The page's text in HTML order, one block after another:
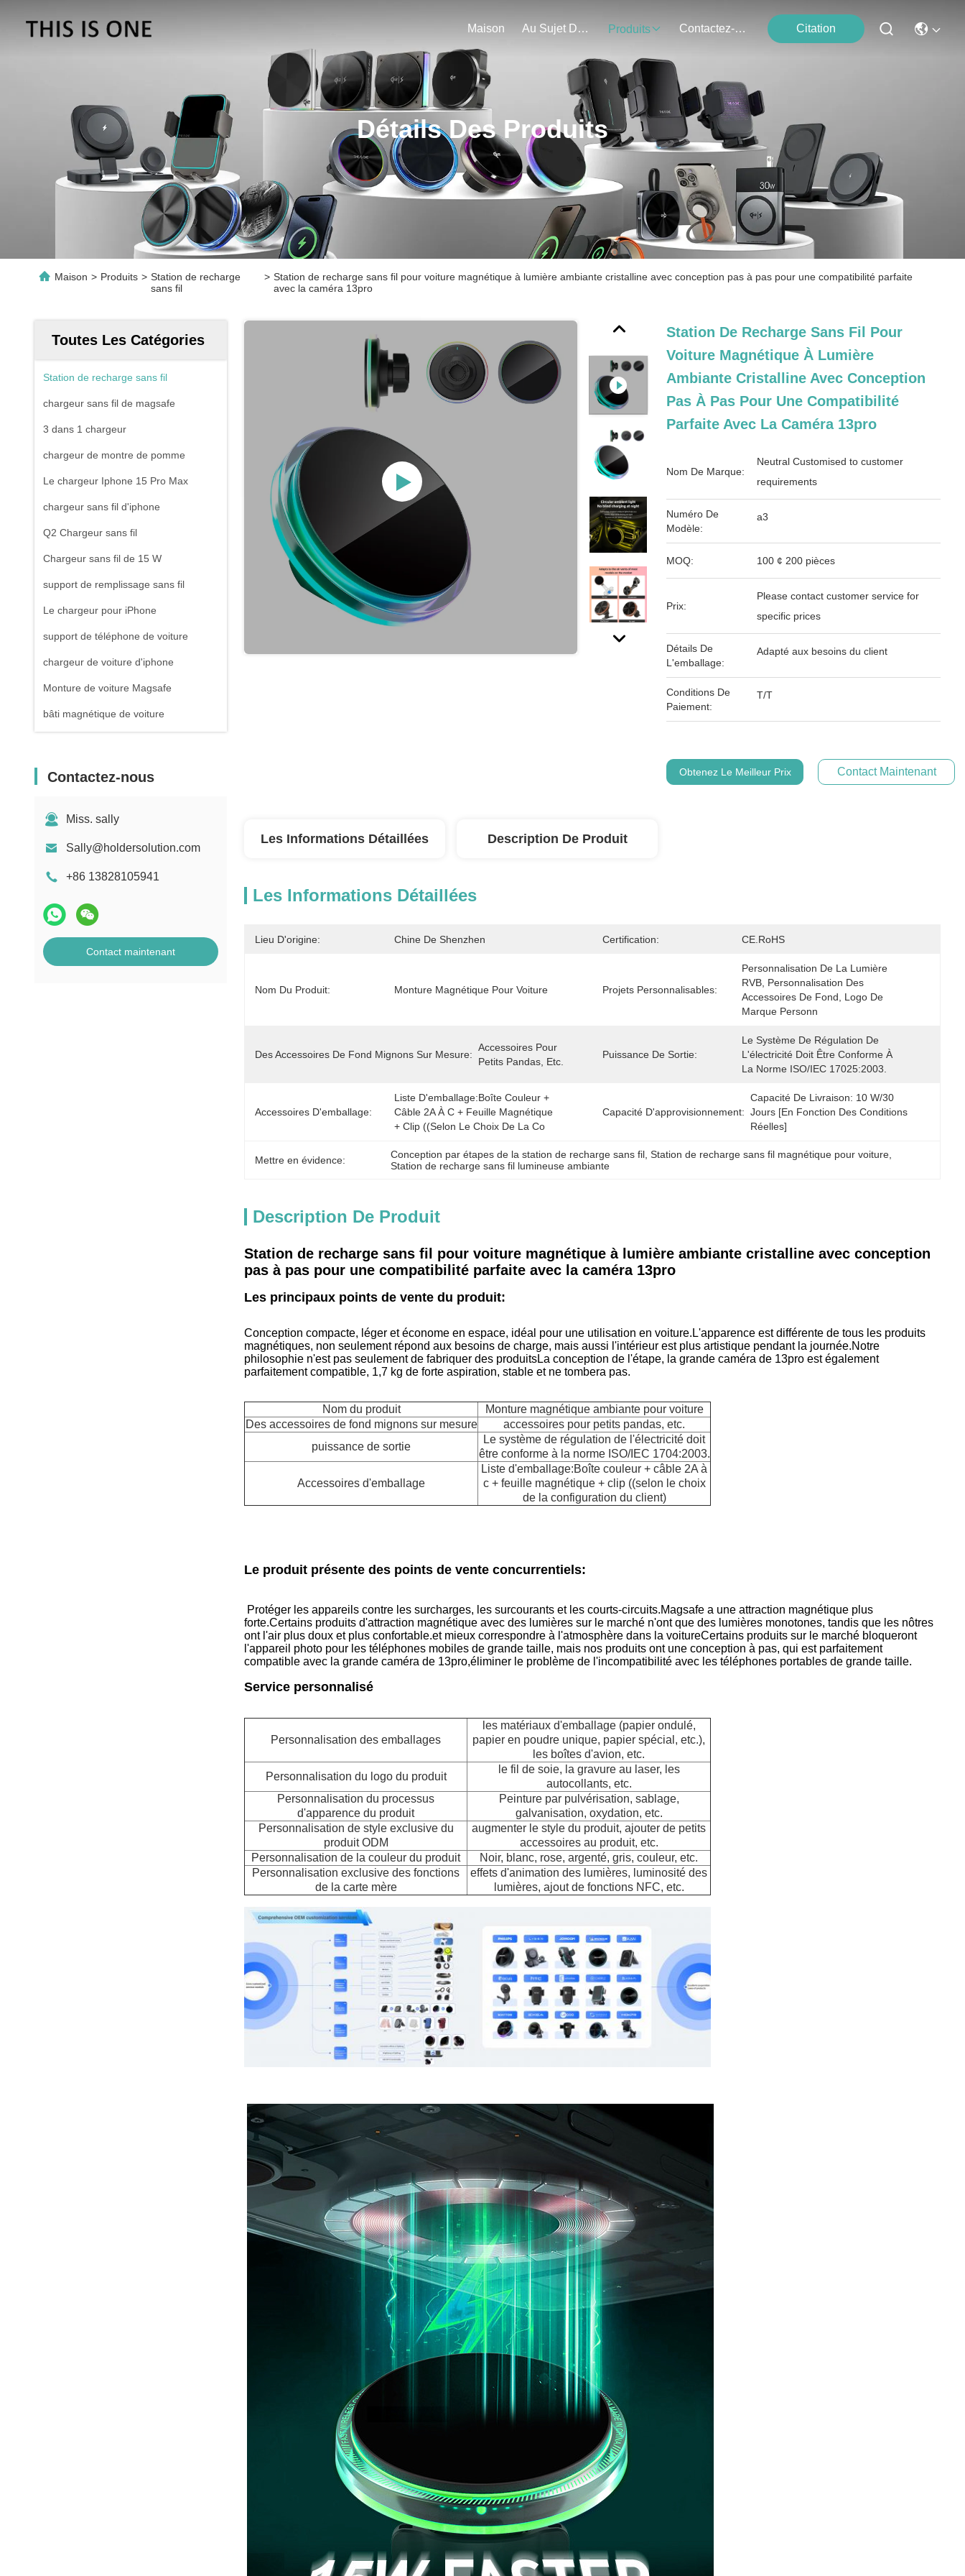
Maison Au Sujet De Nous Produits Contactez-Nous Citation
Détails Des Produits
Maison > Produits > Station de recharge
sans fil
> Station de recharge sans fil pour voiture magnétique à lumière ambiante cristalline avec conception pas à pas pour une compatibilité parfaite
avec la caméra 13pro
Toutes Les Catégories
Station de recharge sans fil
chargeur sans fil de magsafe
3 dans 1 chargeur
chargeur de montre de pomme
Le chargeur Iphone 15 Pro Max
chargeur sans fil d'iphone
Q2 Chargeur sans fil
Chargeur sans fil de 15 W
support de remplissage sans fil
Le chargeur pour iPhone
support de téléphone de voiture
chargeur de voiture d'iphone
Monture de voiture Magsafe
bâti magnétique de voiture
Contactez-nous
Miss. sally
Sally@holdersolution.com
+86 13828105941
Contact maintenant
Station De Recharge Sans Fil Pour
Voiture Magnétique À Lumière
Ambiante Cristalline Avec Conception
Pas À Pas Pour Une Compatibilité
Parfaite Avec La Caméra 13pro
Nom De Marque:
Neutral Customised to customer
requirements
Numéro De
Modèle:
a3
MOQ: 100 ¢ 200 pièces
Prix:
Please contact customer service for
specific prices
Détails De
L'emballage:
Adapté aux besoins du client
Conditions De
Paiement:
T/T
Obtenez Le Meilleur Prix Contact Maintenant
Les Informations Détaillées Description De Produit
Les Informations Détaillées
Lieu D'origine: Chine De Shenzhen Certification: CE.RoHS
Nom Du Produit: Monture Magnétique Pour Voiture Projets Personnalisables:
Personnalisation De La Lumière
RVB, Personnalisation Des
Accessoires De Fond, Logo De
Marque Personn
Des Accessoires De Fond Mignons Sur Mesure:
Accessoires Pour
Petits Pandas, Etc.
Puissance De Sortie:
Le Système De Régulation De
L'électricité Doit Être Conforme À
La Norme ISO/IEC 17025:2003.
Accessoires D'emballage:
Liste D'emballage:Boîte Couleur +
Câble 2A À C + Feuille Magnétique
+ Clip ((selon Le Choix De La Co
Capacité D'approvisionnement:
Capacité De Livraison: 10 W/30
Jours [en Fonction Des Conditions
Réelles]
Mettre en évidence: Conception par étapes de la station de recharge sans fil, Station de recharge sans fil magnétique pour voiture,
Station de recharge sans fil lumineuse ambiante
Description De Produit
Station de recharge sans fil pour voiture magnétique à lumière ambiante cristalline avec conception
pas à pas pour une compatibilité parfaite avec la caméra 13pro
Les principaux points de vente du produit:
Conception compacte, léger et économe en espace, idéal pour une utilisation en voiture. L'apparence est différente de tous les produits
magnétiques, non seulement répond aux besoins de charge, mais aussi l'intérieur est plus artistique pendant la journée.Notre
philosophie n'est pas seulement de fabriquer des produitsLa conception de l'étape, la grande caméra de 13pro est également
parfaitement compatible, 1,7 kg de forte aspiration, stable et ne tombera pas.
Nom du produit
Monture magnétique ambiante pour voiture
Des accessoires de fond mignons sur mesure
accessoires pour petits pandas, etc.
puissance de sortie
Le système de régulation de l'électricité doit
être conforme à la norme ISO/IEC 1704:2003.
Accessoires d'emballage
Liste d'emballage:Boîte couleur + câble 2A à
c + feuille magnétique + clip ((selon le choix
de la configuration du client)
Le produit présente des points de vente concurrentiels:
Protéger les appareils contre les surcharges, les surcourants et les courts-circuits.Magsafe a une attraction magnétique plus
forte.Certains produits d'attraction magnétique avec des lumières sur le marché n'ont que des lumières monotones, tandis que les nôtres
ont l'air plus doux et plus confortable.et mieux correspondre à l'atmosphère dans la voitureCertains produits sur le marché bloqueront
l'appareil photo pour les téléphones mobiles de grande taille, mais nos produits ont une conception à pas, qui est parfaitement
compatible avec la grande caméra de 13pro,éliminer le problème de l'incompatibilité avec les téléphones portables de grande taille.
Service personnalisé
Personnalisation des emballages
les matériaux d'emballage (papier ondulé,
papier en poudre unique, papier spécial, etc.),
les boîtes d'avion, etc.
Personnalisation du logo du produit
le fil de soie, la gravure au laser, les
autocollants, etc.
Personnalisation du processus
d'apparence du produit
Peinture par pulvérisation, sablage,
galvanisation, oxydation, etc.
Personnalisation de style exclusive du
produit ODM
augmenter le style du produit, ajouter de petits
accessoires au produit, etc.
Personnalisation de la couleur du produit
Noir, blanc, rose, argenté, gris, couleur, etc.
Personnalisation exclusive des fonctions
de la carte mère
effets d'animation des lumières, luminosité des
lumières, ajout de fonctions NFC, etc.